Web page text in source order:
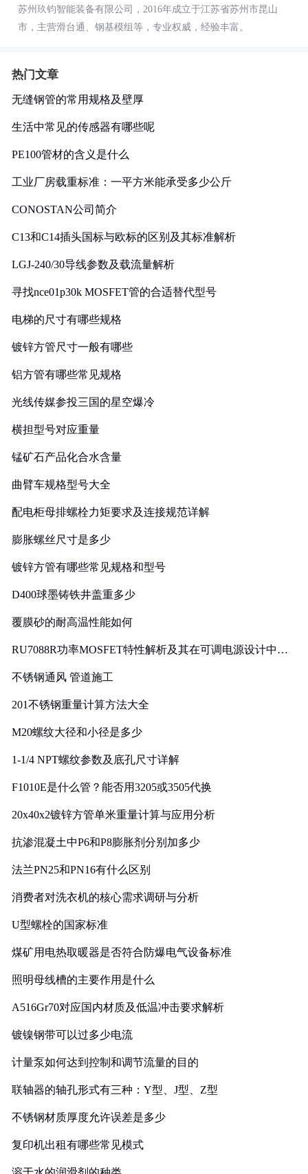
苏州玖钧智能装备有限公司，2016年成立于江苏省苏州市昆山
市，主营滑台通、钢基模组等，专业权威，经验丰富。
热门文章
无缝钢管的常用规格及壁厚
生活中常见的传感器有哪些呢
PE100管材的含义是什么
工业厂房载重标准：一平方米能承受多少公斤
CONOSTAN公司简介
C13和C14插头国标与欧标的区别及其标准解析
LGJ-240/30导线参数及载流量解析
寻找nce01p30k MOSFET管的合适替代型号
电梯的尺寸有哪些规格
镀锌方管尺寸一般有哪些
铝方管有哪些常见规格
光线传媒参投三国的星空爆冷
横担型号对应重量
锰矿石产品化合水含量
曲臂车规格型号大全
配电柜母排螺栓力矩要求及连接规范详解
膨胀螺丝尺寸是多少
镀锌方管有哪些常见规格和型号
D400球墨铸铁井盖重多少
覆膜砂的耐高温性能如何
RU7088R功率MOSFET特性解析及其在可调电源设计中的
不锈钢通风 管道施工
201不锈钢重量计算方法大全
M20螺纹大径和小径是多少
1-1/4 NPT螺纹参数及底孔尺寸详解
F1010E是什么管？能否用3205或3505代换
20x40x2镀锌方管单米重量计算与应用分析
抗渗混凝土中P6和P8膨胀剂分别加多少
法兰PN25和PN16有什么区别
消费者对洗衣机的核心需求调研与分析
U型螺栓的国家标准
煤矿用电热取暖器是否符合防爆电气设备标准
照明母线槽的主要作用是什么
A516Gr70对应国内材质及低温冲击要求解析
镀镍钢带可以过多少电流
计量泵如何达到控制和调节流量的目的
联轴器的轴孔形式有三种：Y型、J型、Z型
不锈钢材质厚度允许误差是多少
复印机出租有哪些常见模式